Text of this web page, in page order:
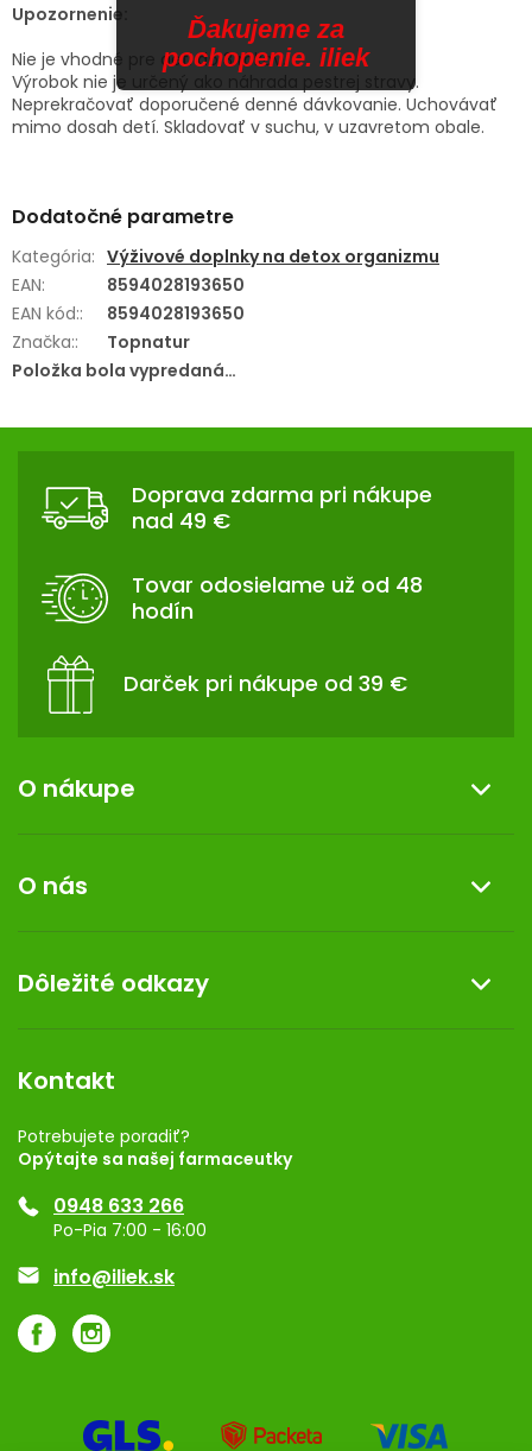
Upozornenie:
Nie je vhodné pre deti do 3 rokov.
Výrobok nie je určený ako náhrada pestrej stravy.
Neprekračovať doporučené denné dávkovanie. Uchovávať
mimo dosah detí. Skladovať v suchu, v uzavretom obale.
Dodatočné parametre
Kategória: Výživové doplnky na detox organizmu
EAN:
8594028193650
EAN kód::
8594028193650
Značka::
Topnatur
Položka bola vypredaná…
Z
Doprava zdarma pri nákupe
nad 49 €
Tovar odosielame už od 48
hodín
Darček pri nákupe od 39 €
O nákupe
Reklamácia a vrátenie tovaru
Doprava a platba
Darček k nákupu
O nás
Kontakt
Dermocentrum
Dôležité odkazy
Rozhodnutie na prevádzku
Registrácia
Ponuka pre firmy
Značky
Kontakt
Potrebujete poradiť?
Opýtajte sa našej farmaceutky
0948 633 266
Po-Pia 7:00 - 16:00
info@iliek.sk
Ďakujeme za
pochopenie. iliek